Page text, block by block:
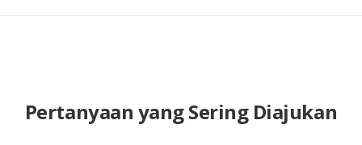
Pertanyaan yang Sering Diajukan